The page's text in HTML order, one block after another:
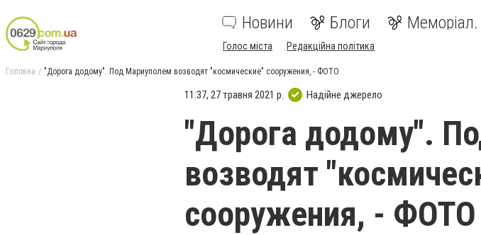
Новини Блоги
Голос міста Редакційна політика
Головна "Дорога додому". Под Мариуполем возводят "космические" сооружения, - ФОТО
11:37, 27 травня 2021 р. Надійне джерело
"Дорога додому".
возводят
сооружения, - ФОТО